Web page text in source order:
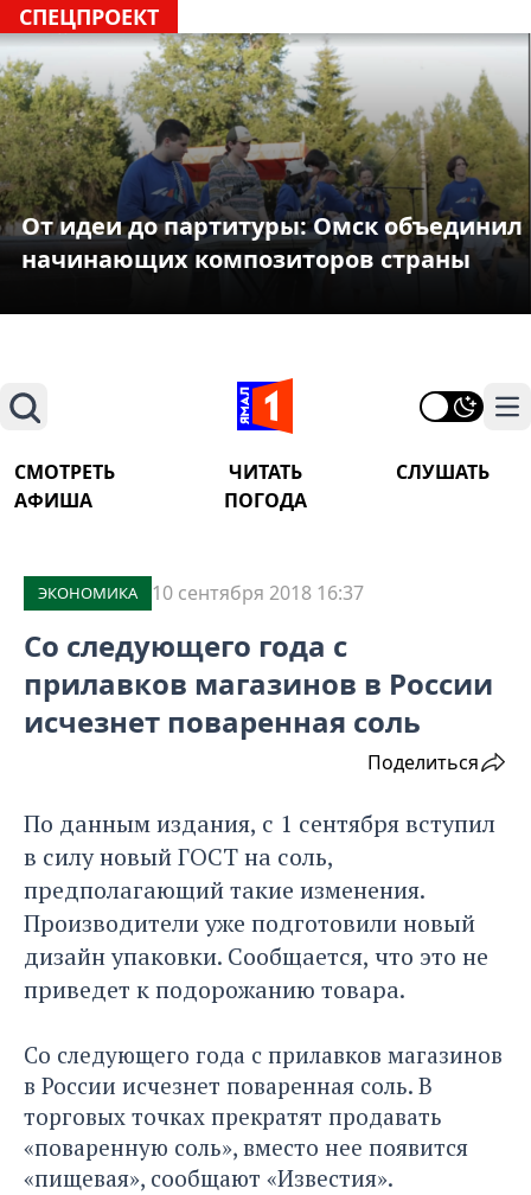
СПЕЦПРОЕКТ
От идеи до партитуры: Омск объединил
начинающих композиторов страны
Поиск
СМОТРЕТЬ ЧИТАТЬ
СЛУШАТЬ
АФИША
ПОГОДА
ЭКОНОМИКА 10 сентября 2018 16:37
Со следующего года с
прилавков магазинов в России
исчезнет поваренная соль
Поделиться
По данным издания, с 1 сентября вступил
в силу новый ГОСТ на соль,
предполагающий такие изменения.
Производители уже подготовили новый
дизайн упаковки. Сообщается, что это не
приведет к подорожанию товара.
Со следующего года с прилавков магазинов
в России исчезнет поваренная соль. В
торговых точках прекратят продавать
«поваренную соль», вместо нее появится
«пищевая», сообщают «Известия».